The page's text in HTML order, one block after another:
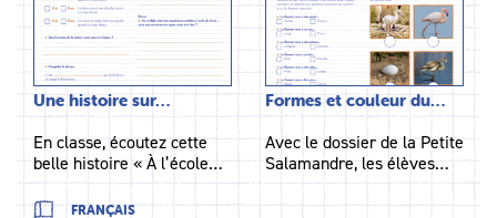
Une histoire sur…
En classe, écoutez cette
belle histoire « À l’école…
FRANÇAIS
Formes et couleur du…
Avec le dossier de la Petite
Salamandre, les élèves…